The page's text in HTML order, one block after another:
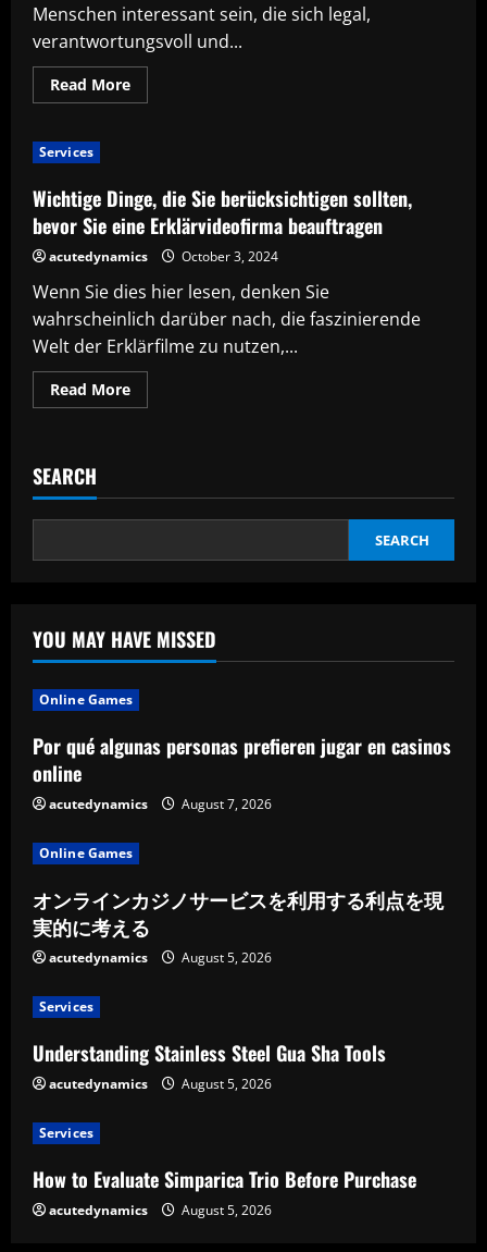
Menschen interessant sein, die sich legal,
verantwortungsvoll und...
Read MoreRead
more
vor
dem
Beitritt
zu
einem
Cannabis
Club
beachten
sollte
Services
Wichtige Dinge, die Sie berücksichtigen sollten,
bevor Sie eine Erklärvideofirma beauftragen
acutedynamics October 3, 2024
Wenn Sie dies hier lesen, denken Sie
wahrscheinlich darüber nach, die faszinierende
Welt der Erklärfilme zu nutzen,...
Read MoreRead
more
berücksichtigen
bevor
eine
SEARCH
SEARCH
YOU MAY HAVE MISSED
Online Games
Por qué algunas personas prefieren jugar en casinos
online
acutedynamics August 7, 2026
Online Games
オンラインカジノサービスを利用する利点を現
実的に考える
acutedynamics August 5, 2026
Services
Understanding Stainless Steel Gua Sha Tools
acutedynamics August 5, 2026
Services
How to Evaluate Simparica Trio Before Purchase
acutedynamics August 5, 2026